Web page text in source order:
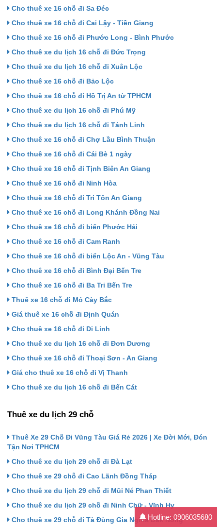
Hotline: 0906035680
Cho thuê xe 16 chỗ đi Sa Đéc
Cho thuê xe 16 chỗ đi Cai Lậy - Tiền Giang
Cho thuê xe 16 chỗ đi Phước Long - Bình Phước
Cho thuê xe du lịch 16 chỗ đi Đức Trọng
Cho thuê xe du lịch 16 chỗ đi Xuân Lộc
Cho thuê xe 16 chỗ đi Bảo Lộc
Cho thuê xe 16 chỗ đi Hồ Trị An từ TPHCM
Cho thuê xe du lịch 16 chỗ đi Phú Mỹ
Cho thuê xe du lịch 16 chỗ đi Tánh Linh
Cho thuê xe 16 chỗ đi Chợ Lầu Bình Thuận
Cho thuê xe 16 chỗ đi Cái Bè 1 ngày
Cho thuê xe 16 chỗ đi Tịnh Biên An Giang
Cho thuê xe 16 chỗ đi Ninh Hòa
Cho thuê xe 16 chỗ đi Tri Tôn An Giang
Cho thuê xe 16 chỗ đi Long Khánh Đồng Nai
Cho thuê xe 16 chỗ đi biển Phước Hải
Cho thuê xe 16 chỗ đi Cam Ranh
Cho thuê xe 16 chỗ đi biển Lộc An - Vũng Tàu
Cho thuê xe 16 chỗ đi Bình Đại Bến Tre
Cho thuê xe 16 chỗ đi Ba Tri Bến Tre
Thuê xe 16 chỗ đi Mỏ Cày Bắc
Giá thuê xe 16 chỗ đi Định Quán
Cho thuê xe 16 chỗ đi Di Linh
Cho thuê xe du lịch 16 chỗ đi Đơn Dương
Cho thuê xe 16 chỗ đi Thoại Sơn - An Giang
Giá cho thuê xe 16 chỗ đi Vị Thanh
Cho thuê xe du lịch 16 chỗ đi Bến Cát
Thuê xe du lịch 29 chỗ
Thuê Xe 29 Chỗ Đi Vũng Tàu Giá Rẻ 2026 | Xe Đời Mới, Đón
Tận Nơi TPHCM
Cho thuê xe du lịch 29 chỗ đi Đà Lạt
Cho thuê xe 29 chỗ đi Cao Lãnh Đồng Tháp
Cho thuê xe du lịch 29 chỗ đi Mũi Né Phan Thiết
Cho thuê xe du lịch 29 chỗ đi Ninh Chữ - Vĩnh Hy
Cho thuê xe 29 chỗ đi Tà Đùng Gia Nghĩa Đăk Nông